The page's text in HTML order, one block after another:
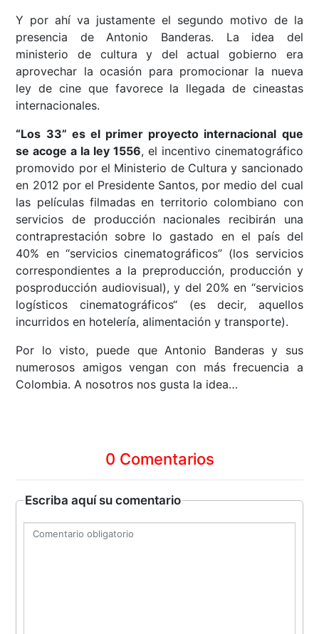
Y por ahí va justamente el segundo motivo de la
presencia de Antonio Banderas. La idea del
ministerio de cultura y del actual gobierno era
aprovechar la ocasión para promocionar la nueva
ley de cine que favorece la llegada de cineastas
internacionales.
“Los 33” es el primer proyecto internacional que
se acoge a la ley 1556, el incentivo cinematográfico
promovido por el Ministerio de Cultura y sancionado
en 2012 por el Presidente Santos, por medio del cual
las películas filmadas en territorio colombiano con
servicios de producción nacionales recibirán una
contraprestación sobre lo gastado en el país del
40% en “servicios cinematográficos” (los servicios
correspondientes a la preproducción, producción y
posproducción audiovisual), y del 20% en “servicios
logísticos cinematográficos“ (es decir, aquellos
incurridos en hotelería, alimentación y transporte).
Por lo visto, puede que Antonio Banderas y sus
numerosos amigos vengan con más frecuencia a
Colombia. A nosotros nos gusta la idea…
0 Comentarios
Escriba aquí su comentario